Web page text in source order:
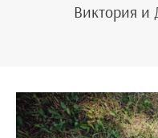
Виктория и